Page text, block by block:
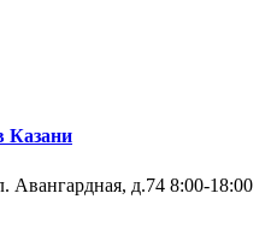
Авангардная, д.74 8:00-18:00